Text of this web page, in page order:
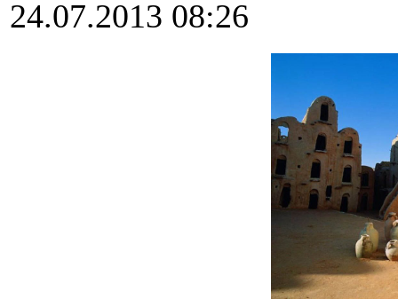
24.07.2013 08:26